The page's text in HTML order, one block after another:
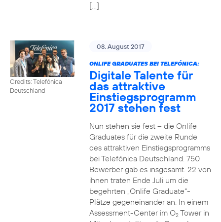
[…]
Credits: Telefónica
Deutschland
08. August 2017
ONLIFE GRADUATES BEI TELEFÓNICA:
Digitale Talente für
das attraktive
Einstiegsprogramm
2017 stehen fest
Nun stehen sie fest – die Onlife
Graduates für die zweite Runde
des attraktiven Einstiegsprogramms
bei Telefónica Deutschland. 750
Bewerber gab es insgesamt. 22 von
ihnen traten Ende Juli um die
begehrten „Onlife Graduate“-
Plätze gegeneinander an. In einem
Assessment-Center im O2Tower in